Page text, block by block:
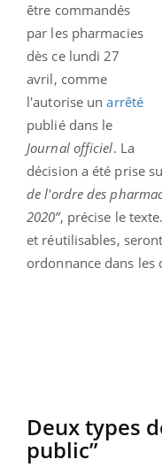
être commandés
par les pharmacies
dès ce lundi 27
avril, comme
l'autorise unarrêté
publié dans le
Journal officiel. La
décision a été prise
de l'ordre des
2020”, précise le
et réutilisables,
ordonnance dans les
Deux types
public”